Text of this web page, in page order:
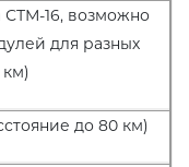
СТМ-16, возможно
для разных
км)
до 80 км)